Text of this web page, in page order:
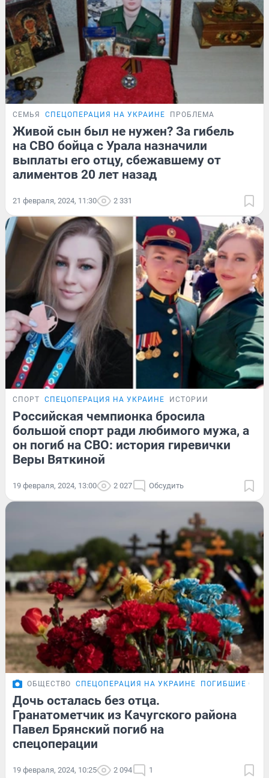
СЕМЬЯ СПЕЦОПЕРАЦИЯ НА УКРАИНЕ ПРОБЛЕМА
Живой сын был не нужен? За гибель
на СВО бойца с Урала назначили
выплаты его отцу, сбежавшему от
алиментов 20 лет назад
21 февраля, 2024, 11:30 2 331
СПОРТ СПЕЦОПЕРАЦИЯ НА УКРАИНЕ ИСТОРИИ
Российская чемпионка бросила
большой спорт ради любимого мужа, а
он погиб на СВО: история гиревички
Веры Вяткиной
19 февраля, 2024, 13:00 2 027 Обсудить
ОБЩЕСТВО СПЕЦОПЕРАЦИЯ НА УКРАИНЕ ПОГИБШИЕ
Дочь осталась без отца.
Гранатометчик из Качугского района
Павел Брянский погиб на
спецоперации
19 февраля, 2024, 10:25 2 094 1